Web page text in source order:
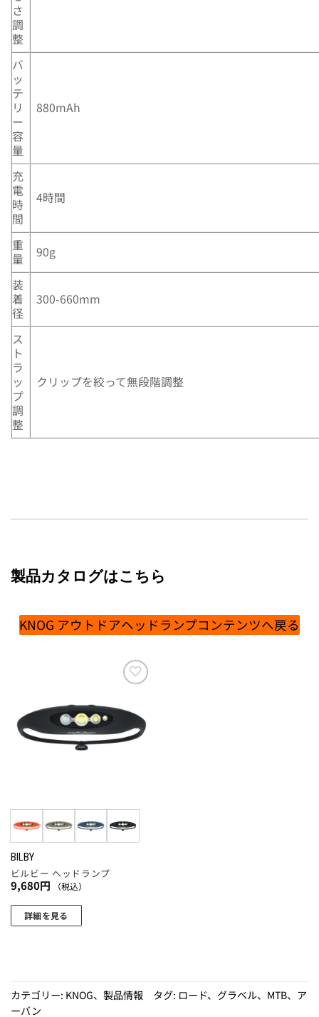
さ
調
整
バ
ッ
テ
リ
ー
容
量
880mAh
充
電
時
間
4時間
重
量
90g
装
着
径
300-660mm
ス
ト
ラ
ッ
プ
調
整
クリップを絞って無段階調整
製品カタログはこちら
KNOG アウトドアヘッドランプコンテンツへ戻る
に入
りに
追加
BILBY
ビルビー ヘッドランプ
9,680円 （税込）
詳細を見る
に
カテゴリー: KNOG、 製品情報 タグ: ロード、 グラベル、 MTB、 ア
ーバン